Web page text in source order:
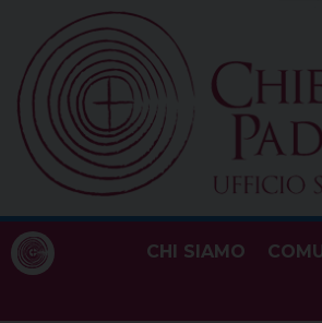
content
CHI SIAMO